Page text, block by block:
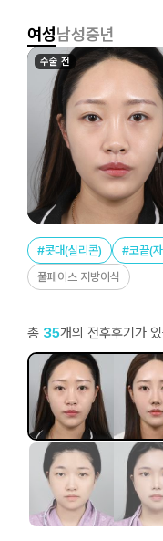
여성남성중년
수술 전
#콧대(실리콘) #코끝(
풀페이스 지방이식
총 35개의 전후후기가